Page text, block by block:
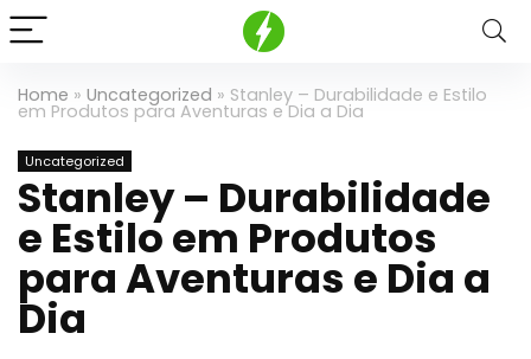
Home » Uncategorized » Stanley – Durabilidade e Estilo
em Produtos para Aventuras e Dia a Dia
Uncategorized
Stanley – Durabilidade
e Estilo em Produtos
para Aventuras e Dia a
Dia